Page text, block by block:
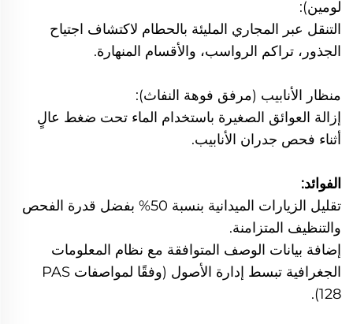
لومين):
التنقل عبر المجاري المليئة بالحطام لاكتشاف اجتياح
الجذور، تراكم الرواسب، والأقسام المنهارة.
منظار الأنابيب (مرفق فوهة النفاث):
إزالة العوائق الصغيرة باستخدام الماء تحت ضغط عالٍ
أثناء فحص جدران الأنابيب.
الفوائد:
تقليل الزيارات الميدانية بنسبة 50% بفضل قدرة الفحص
والتنظيف المتزامنة.
إضافة بيانات الوصف المتوافقة مع نظام المعلومات
الجغرافية تبسط إدارة الأصول (وفقًا لمواصفات PAS
128).